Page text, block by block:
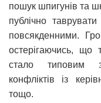
пошук шпигунів та
публічно
повсякденними.
остерігаючись,
стало типовим
конфліктів із
тощо.